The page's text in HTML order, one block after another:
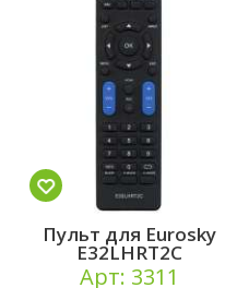
Пульт для Eurosky
E32LHRT2C
Арт: 3311